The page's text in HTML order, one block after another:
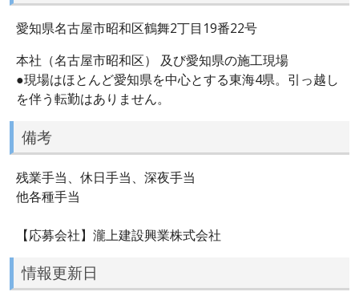
愛知県名古屋市昭和区鶴舞2丁目19番22号
本社（名古屋市昭和区） 及び愛知県の施工現場
●現場はほとんど愛知県を中心とする東海4県。引っ越し
を伴う転勤はありません。
備考
残業手当、休日手当、深夜手当
他各種手当
【応募会社】瀧上建設興業株式会社
情報更新日